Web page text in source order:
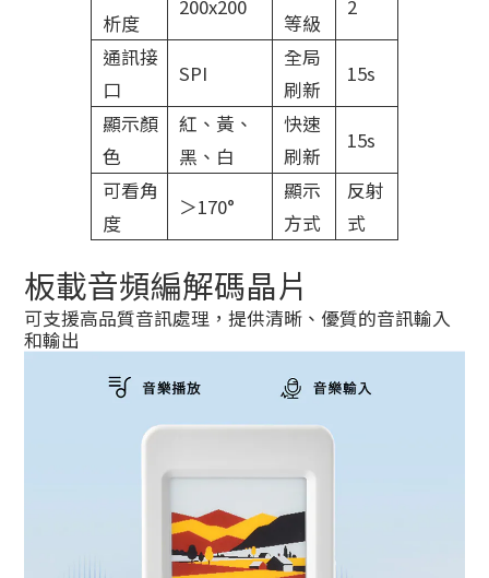
析度
200x200
等級
2
通訊接
口
SPI
全局
刷新
15s
顯示顏
色
紅、黃、
黑、白
快速
刷新
15s
可看角
度
＞170°
顯示
方式
反射
式
板載音頻編解碼晶片
可支援高品質音訊處理，提供清晰、優質的音訊輸入
和輸出